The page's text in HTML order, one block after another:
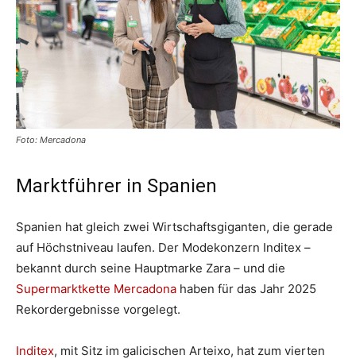
Foto: Mercadona
Marktführer in Spanien
Spanien hat gleich zwei Wirtschaftsgiganten, die gerade
auf Höchstniveau laufen. Der Modekonzern Inditex –
bekannt durch seine Hauptmarke Zara – und die
Supermarktkette Mercadona haben für das Jahr 2025
Rekordergebnisse vorgelegt.
Inditex, mit Sitz im galicischen Arteixo, hat zum vierten